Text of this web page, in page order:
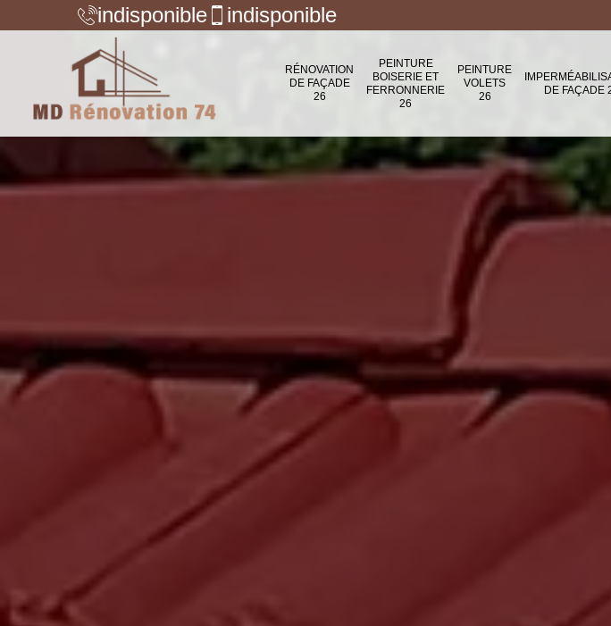
indisponible indisponible
RÉNOVATION
DE FAÇADE
26
PEINTURE
BOISERIE ET
FERRONNERIE
26
PEINTURE
VOLETS
26
DE FAÇADE